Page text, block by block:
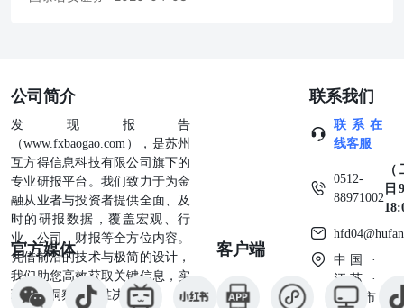
公司简介
发现报告
（www.fxbaogao.com），是苏州
互方得信息科技有限公司旗下的
专业研报平台。我们致力于为金
融从业者与投资者提供全面、及
时的研报数据，覆盖宏观、行
业、公司、财报等全方位内容。
凭借前沿的技术与极简的设计，
我们助您高效获取关键信息，实
现深度洞察与精准决策。
官方媒体 客户端
联系我们
联系在
线客服
0512-
88971002
日
中国 ·
江苏 ·
苏州市